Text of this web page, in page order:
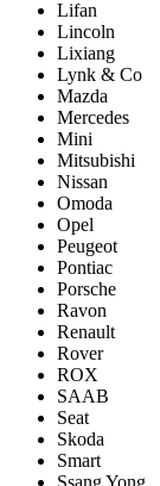
Lifan
Lincoln
Lixiang
Lynk & Co
Mazda
Mercedes
Mini
Mitsubishi
Nissan
Omoda
Opel
Peugeot
Pontiac
Porsсhe
Ravon
Renault
Rover
ROX
SAAB
Seat
Skoda
Smart
Ssang Yong